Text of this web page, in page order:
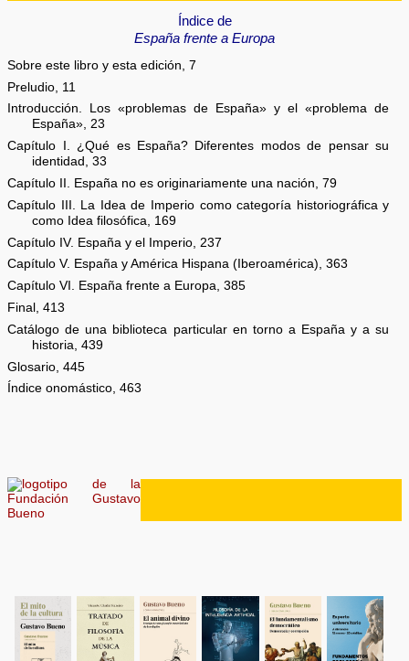
Índice de
España frente a Europa
Sobre este libro y esta edición, 7
Preludio, 11
Introducción. Los «problemas de España» y el «problema de
España», 23
Capítulo I. ¿Qué es España? Diferentes modos de pensar su
identidad, 33
Capítulo II. España no es originariamente una nación, 79
Capítulo III. La Idea de Imperio como categoría historiográfica y
como Idea filosófica, 169
Capítulo IV. España y el Imperio, 237
Capítulo V. España y América Hispana (Iberoamérica), 363
Capítulo VI. España frente a Europa, 385
Final, 413
Catálogo de una biblioteca particular en torno a España y a su
historia, 439
Glosario, 445
Índice onomástico, 463